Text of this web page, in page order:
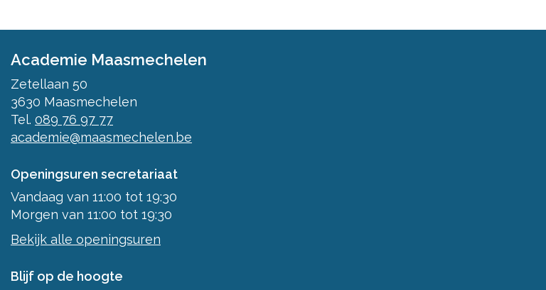
Academie Maasmechelen
Zetellaan 50
3630 Maasmechelen
Tel. 089 76 97 77
academie@maasmechelen.be
Openingsuren secretariaat
Vandaag van 11:00 tot 19:30
Morgen van 11:00 tot 19:30
Bekijk alle openingsuren
Blijf op de hoogte